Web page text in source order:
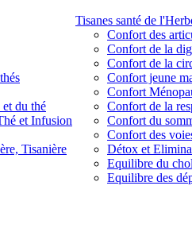
et du thé
et Infusion
Tisanière
Tisanes santé de
Confort des
Confort de la
Confort de la
Confort jeune
Confort
Confort de la
Confort du
Confort des
Détox et
Equilibre du
Equilibre des